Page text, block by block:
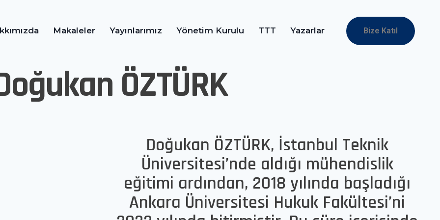
Makaleler Yayınlarımız Yönetim Kurulu TTT Yazarlar Bize Katıl
ÖZTÜRK
Doğukan ÖZTÜRK, İstanbul Teknik
Üniversitesi’nde aldığı mühendislik
eğitimi ardından, 2018 yılında başladığı
Ankara Üniversitesi Hukuk Fakültesi’ni